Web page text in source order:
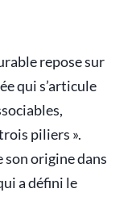
repose sur
qui s’articule
piliers ».
origine dans
a défini le